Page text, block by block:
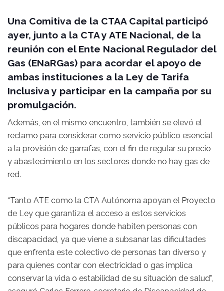
Una Comitiva de la CTAA Capital participó
ayer, junto a la CTA y ATE Nacional, de la
reunión con el Ente Nacional Regulador del
Gas (ENaRGas) para acordar el apoyo de
ambas instituciones a la Ley de Tarifa
Inclusiva y participar en la campaña por su
promulgación.
Además, en el mismo encuentro, también se elevó el
reclamo para considerar como servicio público esencial
a la provisión de garrafas, con el fin de regular su precio
y abastecimiento en los sectores donde no hay gas de
red.
“Tanto ATE como la CTA Autónoma apoyan el Proyecto
de Ley que garantiza el acceso a estos servicios
públicos para hogares donde habiten personas con
discapacidad, ya que viene a subsanar las dificultades
que enfrenta este colectivo de personas tan diverso y
para quienes contar con electricidad o gas implica
conservar la vida o estabilidad de su situación de salud”,